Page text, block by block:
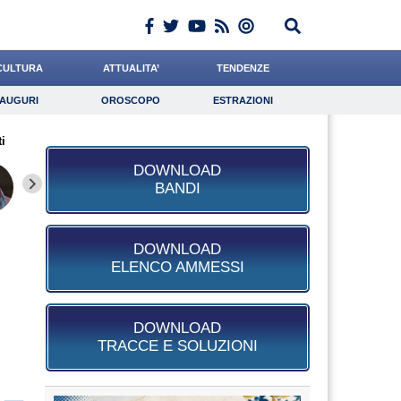
ATTUALITA’ TENDENZE
Auguri Oroscopo Estrazioni
AUGURI OROSCOPO ESTRAZIONI
DOWNLOAD
BANDI
DOWNLOAD
ELENCO AMMESSI
DOWNLOAD
TRACCE E SOLUZIONI